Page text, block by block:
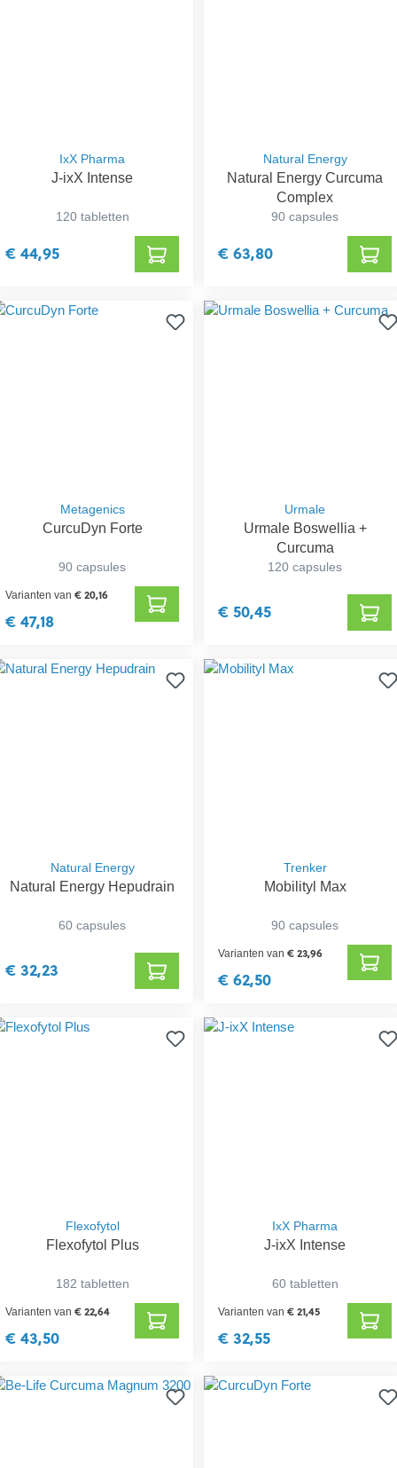
IxX Pharma
J-ixX Intense
120 tabletten
€ 44,95
Natural Energy
Natural Energy Curcuma
Complex
90 capsules
€ 63,80
Metagenics
CurcuDyn Forte
90 capsules
Varianten van€ 20,16
€ 47,18
Urmale
Urmale Boswellia +
Curcuma
120 capsules
€ 50,45
Natural Energy
Natural Energy Hepudrain
60 capsules
€ 32,23
Trenker
Mobilityl Max
90 capsules
Varianten van€ 23,96
€ 62,50
Flexofytol
Flexofytol Plus
182 tabletten
Varianten van€ 22,64
€ 43,50
IxX Pharma
J-ixX Intense
60 tabletten
Varianten van€ 21,45
€ 32,55